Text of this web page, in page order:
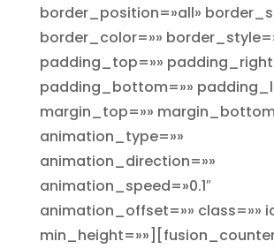
border_position=»all»
border_color=»»
padding_top=»»
padding_bottom=»»
margin_top=»»
animation_type=»»
animation_direction=»»
animation_speed=»0.1″
animation_offset=»» class=»»